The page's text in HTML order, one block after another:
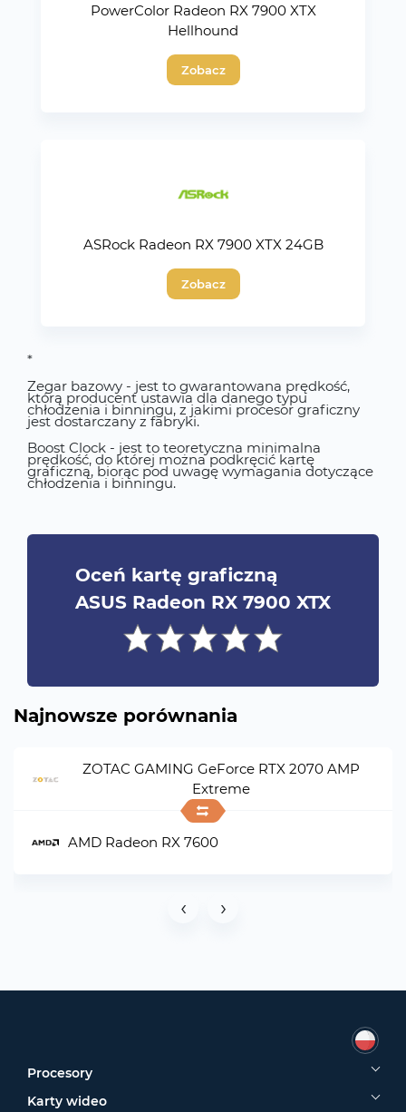
PowerColor Radeon RX 7900 XTX
Hellhound
Zobacz
ASRock Radeon RX 7900 XTX 24GB
Zobacz
*
Zegar bazowy - jest to gwarantowana prędkość,
którą producent ustawia dla danego typu
chłodzenia i binningu, z jakimi procesor graficzny
jest dostarczany z fabryki.
Boost Clock - jest to teoretyczna minimalna
prędkość, do której można podkręcić kartę
graficzną, biorąc pod uwagę wymagania dotyczące
chłodzenia i binningu.
Oceń kartę graficzną
ASUS Radeon RX 7900 XTX
Najnowsze porównania
ZOTAC GAMING GeForce RTX 2070 AMP
Extreme
AMD Radeon RX 7600
‹ ›
Procesory
Karty wideo